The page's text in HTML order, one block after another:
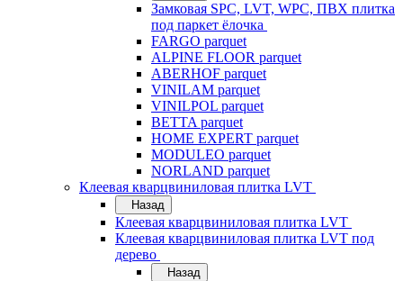
Замковая SPC, LVT, WPC, ПВХ плитка
под паркет ёлочка
FARGO parquet
ALPINE FLOOR parquet
ABERHOF parquet
VINILAM parquet
VINILPOL parquet
BETTA parquet
HOME EXPERT parquet
MODULEO parquet
NORLAND parquet
Клеевая кварцвиниловая плитка LVT
Назад
Клеевая кварцвиниловая плитка LVT
Клеевая кварцвиниловая плитка LVT под
дерево
Назад